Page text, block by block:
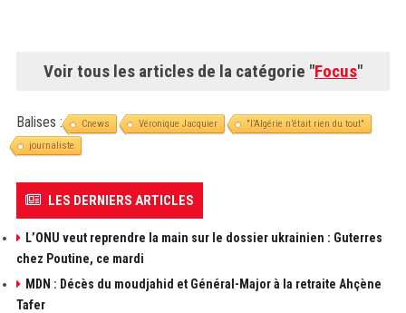
Voir tous les articles de la catégorie "Focus"
Balises : Cnews Véronique Jacquier
"l’Algérie n’était rien du tout"
journaliste
LES DERNIERS ARTICLES
L’ONU veut reprendre la main sur le dossier ukrainien : Guterres
chez Poutine, ce mardi
MDN : Décès du moudjahid et Général-Major à la retraite Ahçène
Tafer